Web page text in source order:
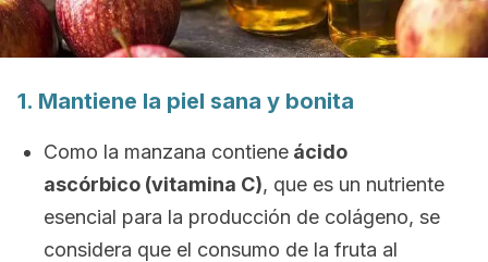
1. Mantiene la piel sana y bonita
Como la manzana contiene ácido
ascórbico (vitamina C), que es un nutriente
esencial para la producción de colágeno, se
considera que el consumo de la fruta al